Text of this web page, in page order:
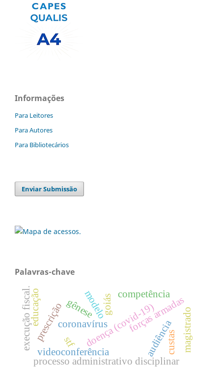
Informações
Para Leitores
Para Autores
Para Bibliotecários
Enviar Submissão
Palavras-chave
stf
videoconferência
coronavírusdoença (covid-19)
processo administrativo disciplinar
forças armadas
prescrição magistrado
modelo
gênese
audiência
goiás
custas
competência
execução fiscal.educação